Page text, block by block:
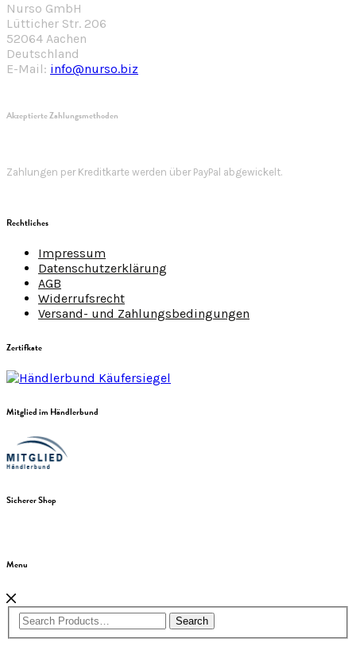
Nurso GmbH
Lütticher Str. 206
52064 Aachen
Deutschland
E-Mail: info@nurso.biz
Akzeptierte Zahlungsmethoden
Zahlungen per Kreditkarte werden über PayPal abgewickelt.
Rechtliches
Impressum
Datenschutzerklärung
AGB
Widerrufsrecht
Versand- und Zahlungsbedingungen
Zertifkate
Mitglied im Händlerbund
Sicherer Shop
Menu
Search